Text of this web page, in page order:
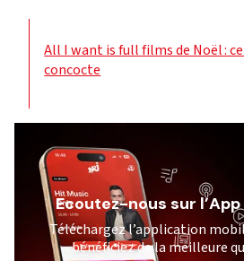
All I want is full films de Noël :
concocte
Ecoutez-nous sur l’App
Téléchargez l’application
bénéficiez de la meilleure